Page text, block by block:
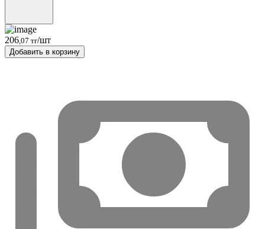
206 ,07 тг/шт
Добавить в корзину